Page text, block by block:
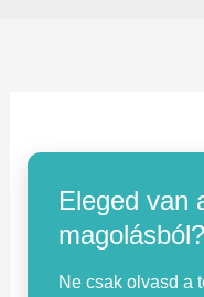
Eleged van
magolásból?
Ne csak olvasd a